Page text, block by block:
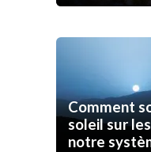
Comment
soleil sur
notre